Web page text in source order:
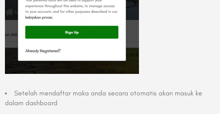
Setelah mendaftar maka anda secara otomatis akan masuk ke
dalam dashboard